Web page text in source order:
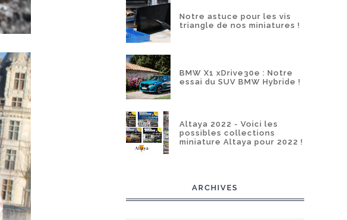
Notre astuce pour les vis
triangle de nos miniatures !
BMW X1 xDrive30e : Notre
essai du SUV BMW Hybride !
Altaya 2022 - Voici les
possibles collections
miniature Altaya pour 2022 !
ARCHIVES